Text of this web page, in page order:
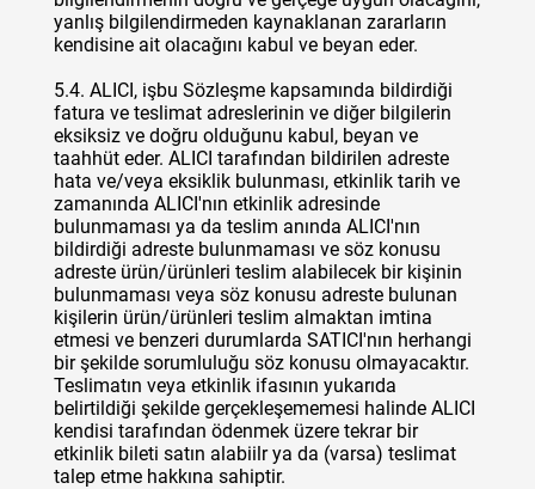
yanlış bilgilendirmeden kaynaklanan zararların
kendisine ait olacağını kabul ve beyan eder.
5.4. ALICI, işbu Sözleşme kapsamında bildirdiği
fatura ve teslimat adreslerinin ve diğer bilgilerin
eksiksiz ve doğru olduğunu kabul, beyan ve
taahhüt eder. ALICI tarafından bildirilen adreste
hata ve/veya eksiklik bulunması, etkinlik tarih ve
zamanında ALICI'nın etkinlik adresinde
bulunmaması ya da teslim anında ALICI'nın
bildirdiği adreste bulunmaması ve söz konusu
adreste ürün/ürünleri teslim alabilecek bir kişinin
bulunmaması veya söz konusu adreste bulunan
kişilerin ürün/ürünleri teslim almaktan imtina
etmesi ve benzeri durumlarda SATICI'nın herhangi
bir şekilde sorumluluğu söz konusu olmayacaktır.
Teslimatın veya etkinlik ifasının yukarıda
belirtildiği şekilde gerçekleşememesi halinde ALICI
kendisi tarafından ödenmek üzere tekrar bir
etkinlik bileti satın alabiilr ya da (varsa) teslimat
talep etme hakkına sahiptir.